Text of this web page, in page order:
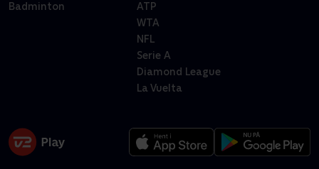
Badminton
ATP
WTA
NFL
Serie A
Diamond League
La Vuelta